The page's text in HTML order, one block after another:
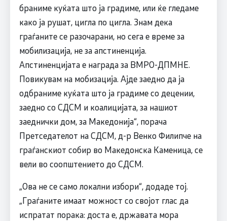
браниме куќата што ја градиме, или ќе гледаме
како ја рушат, цигла по цигла. Знам дека
граѓаните се разочарани, но сега е време за
мобилизација, не за апстиненција.
Апстиненцијата е награда за ВМРО-ДПМНЕ.
Повикувам на мобизација. Ајде заедно да ја
одбраниме куќата што ја градиме со децении,
заедно со СДСМ и коалицијата, за нашиот
заеднички дом, за Македонија“, порача
Претседателот на СДСМ, д-р Венко Филипче на
граѓанскиот собир во Македонска Каменица, се
вели во соопштението до СДСМ.
„Ова не се само локални избори“, додаде тој.
„Граѓаните имаат можност со својот глас да
испратат порака: доста е, државата мора